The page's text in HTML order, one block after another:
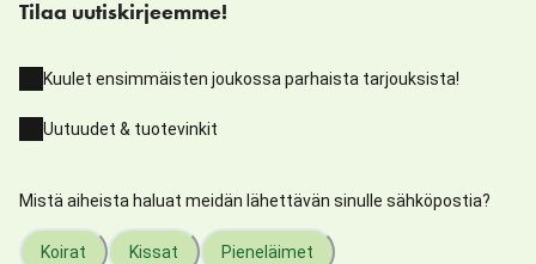
Tilaa uutiskirjeemme!
Kuulet ensimmäisten joukossa parhaista tarjouksista!
Uutuudet & tuotevinkit
Mistä aiheista haluat meidän lähettävän sinulle sähköpostia?
Koirat Kissat Pieneläimet